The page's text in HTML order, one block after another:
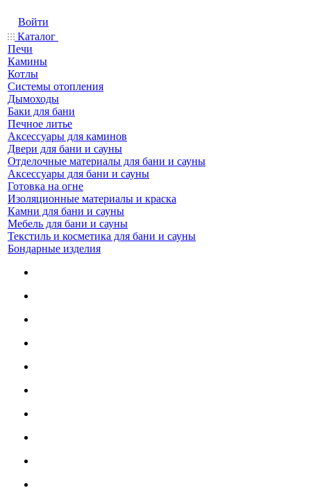
Войти
Каталог
Печи
Камины
Котлы
Системы отопления
Дымоходы
Баки для бани
Печное литье
Аксессуары для каминов
Двери для бани и сауны
Отделочные материалы для бани и сауны
Аксессуары для бани и сауны
Готовка на огне
Изоляционные материалы и краска
Камни для бани и сауны
Мебель для бани и сауны
Текстиль и косметика для бани и сауны
Бондарные изделия